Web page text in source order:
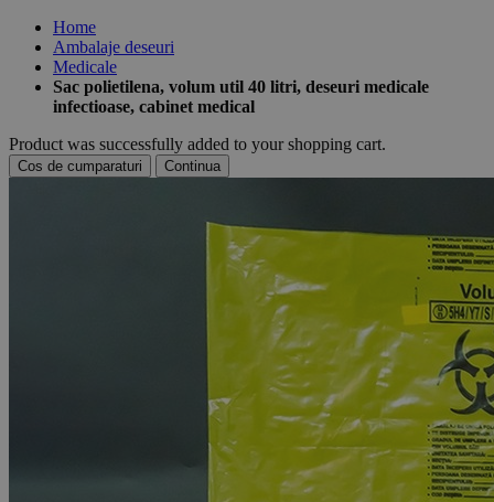
Home
Ambalaje deseuri
Medicale
Sac polietilena, volum util 40 litri, deseuri medicale
infectioase, cabinet medical
Product was successfully added to your shopping cart.
Cos de cumparaturi Continua